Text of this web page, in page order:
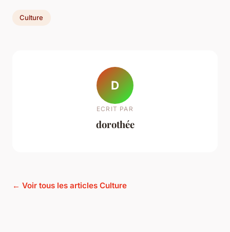
Culture
D
ECRIT PAR
dorothée
← Voir tous les articles Culture